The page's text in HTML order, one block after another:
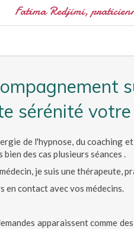
Fatima Redjimi,
sérénité
de l'hypnose, du coaching
bien des cas plusieurs séances .
médecin, je suis une thérapeute,
en contact avec vos médecins.
apparaissent comme